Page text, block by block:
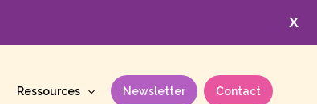
X
Ressources Newsletter Contact